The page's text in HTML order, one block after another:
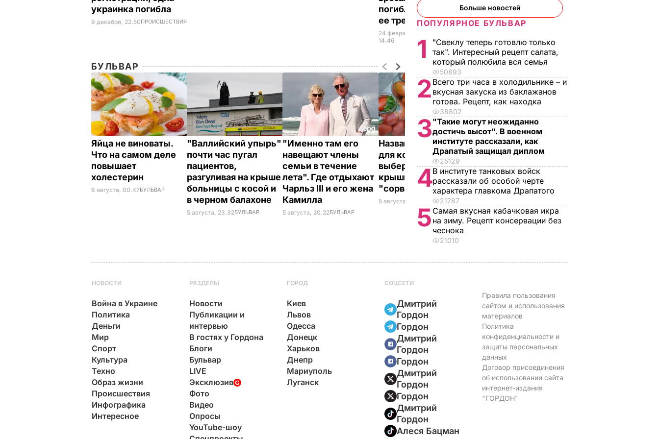
украинка погибла
9 декабря, 22.50ПРОИСШЕСТВИЯ
погибли женщина и
ее трехлетний сын
24 февраля,
14.46
БУЛЬВАР
Яйца не виноваты.
Что на самом деле
повышает
холестерин
6 августа, 00.47БУЛЬВАР
"Валлийский упырь"
почти час пугал
пациентов,
разгуливая на крыше
больницы с косой и
в черном балахоне
5 августа, 23.32БУЛЬВАР
"Именно там его
навещают члены
семьи в течение
лета". Где отдыхают
Чарльз III и его жена
Камилла
5 августа, 20.22БУЛЬВАР
Названа лучшая соль
для консервации,
выберите ее – и
крышки на банках не
"сорвет"
5 августа, 19.34 БУЛЬВАР
Мария Бурмака: Нам
говорят, что будет
тяжелая зима, и я не
знаю, что делать,
потому что мне
5 августа, 17.46БУЛЬВАР
Больше новостей
ПОПУЛЯРНОЕ БУЛЬВАР
1
"Свеклу теперь готовлю только
так". Интересный рецепт салата,
который полюбила вся семья
50893
2 Всего три часа в холодильнике – и
вкусная закуска из баклажанов
готова. Рецепт, как находка
38802
3"Такие могут неожиданно
достичь высот". В военном
институте рассказали, как
Драпатый защищал диплом
25129
4В институте танковых войск
рассказали об особой черте
характера главкома Драпатого
21787
5 Самая вкусная кабачковая икра
на зиму. Рецепт консервации без
чеснока
21010
НОВОСТИ
Война в Украине
Политика
Деньги
Мир
Спорт
Культура
Техно
Образ жизни
Происшествия
Инфографика
Интересное
РАЗДЕЛЫ
Новости
Публикации и
интервью
В гостях у Гордона
Блоги
Бульвар
LIVE
Эксклюзив
Фото
Видео
Опросы
YouTube-шоу
ГОРОД
Киев
Львов
Одесса
Донецк
Харьков
Днепр
Мариуполь
Луганск
СОЦСЕТИ
Дмитрий
Гордон
Гордон
Дмитрий
Гордон
Гордон
Дмитрий
Гордон
Гордон
Дмитрий
Гордон
Алеся Бацман
Правила пользования
сайтом и использования
материалов
Политика
конфиденциальности и
защиты персональных
данных
Договор присоединения
об использовании сайта
интернет-издания
"ГОРДОН"